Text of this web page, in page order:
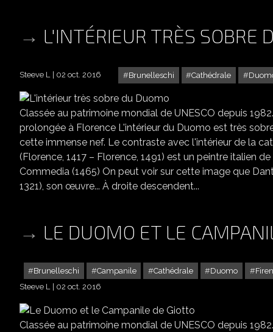
L'INTÉRIEUR TRÈS SOBRE
Brunelleschi Cathédrale
Steeve L 02 oct. 2016
Classée au patrimoine mondial de UNESCO depuis
prolongée à Florence L'intérieur du Duomo est très
cette immense nef. Le contraste avec l'intérieur de la
(Florence, 1417 – Florence, 1491) est un peintre italien
Commedia (1465) On peut voir sur cette image que
1321), son œuvre... À droite descendent...
LE DUOMO ET LE
Brunelleschi Campanile Cathédrale Duomo
Steeve L
02 oct. 2016
Classée au patrimoine mondial de UNESCO depuis